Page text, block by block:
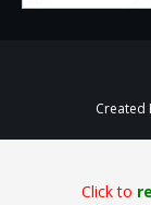
Created
Click to